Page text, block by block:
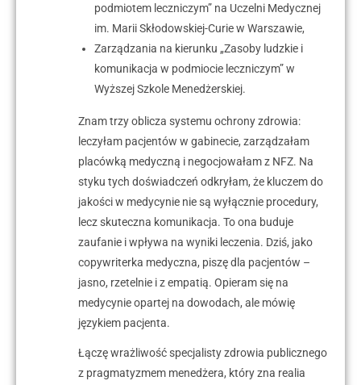
podmiotem leczniczym” na Uczelni Medycznej
im. Marii Skłodowskiej-Curie w Warszawie,
Zarządzania na kierunku „Zasoby ludzkie i
komunikacja w podmiocie leczniczym” w
Wyższej Szkole Menedżerskiej.
Znam trzy oblicza systemu ochrony zdrowia:
leczyłam pacjentów w gabinecie, zarządzałam
placówką medyczną i negocjowałam z NFZ. Na
styku tych doświadczeń odkryłam, że kluczem do
jakości w medycynie nie są wyłącznie procedury,
lecz skuteczna komunikacja. To ona buduje
zaufanie i wpływa na wyniki leczenia. Dziś, jako
copywriterka medyczna, piszę dla pacjentów –
jasno, rzetelnie i z empatią. Opieram się na
medycynie opartej na dowodach, ale mówię
językiem pacjenta.
Łączę wrażliwość specjalisty zdrowia publicznego
z pragmatyzmem menedżera, który zna realia